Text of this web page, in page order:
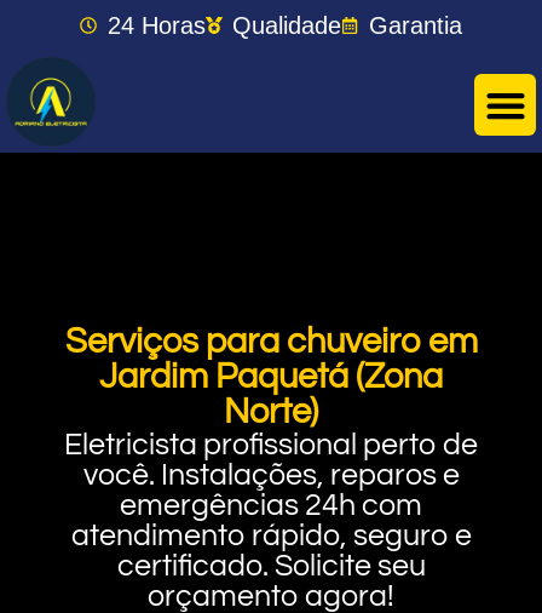
24 Horas Qualidade Garantia
Serviços para chuveiro em
Jardim Paquetá (Zona
Norte)
Eletricista profissional perto de
você. Instalações, reparos e
emergências 24h com
atendimento rápido, seguro e
certificado. Solicite seu
orçamento agora!